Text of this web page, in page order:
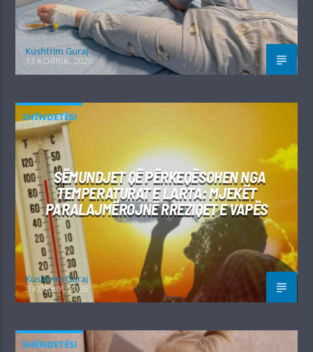
Kushtrim Guraj
13 KORRIK, 2026
SHËNDETËSI
SËMUNDJET QË PËRKEQËSOHEN NGA
TEMPERATURAT E LARTA: MJEKËT
PARALAJMËROJNË RREZIQET E VAPËS
Kushtrim Guraj
3 KORRIK, 2026
SHËNDETËSI